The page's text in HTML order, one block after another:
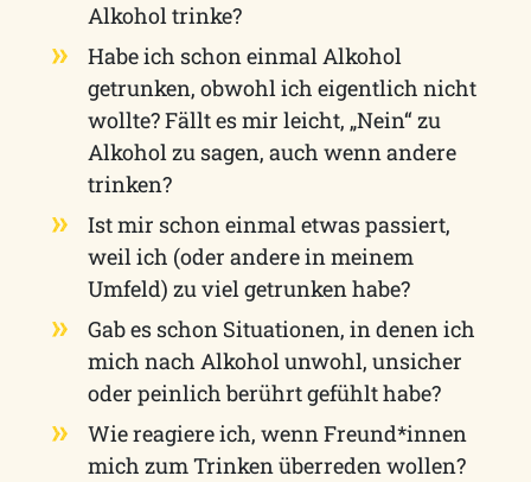
Alkohol trinke?
Habe ich schon einmal Alkohol
getrunken, obwohl ich eigentlich nicht
wollte? Fällt es mir leicht, „Nein“ zu
Alkohol zu sagen, auch wenn andere
trinken?
Ist mir schon einmal etwas passiert,
weil ich (oder andere in meinem
Umfeld) zu viel getrunken habe?
Gab es schon Situationen, in denen ich
mich nach Alkohol unwohl, unsicher
oder peinlich berührt gefühlt habe?
Wie reagiere ich, wenn Freund*innen
mich zum Trinken überreden wollen?